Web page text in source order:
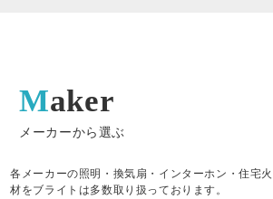
Maker
メーカーから選ぶ
各メーカーの照明・換気扇・インターホン・住宅
材をブライトは多数取り扱っております。